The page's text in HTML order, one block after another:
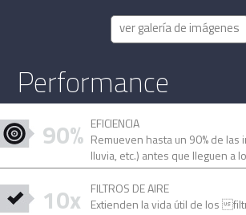
ver galería de imágenes
Performance
90% EFICIENCIA
Remueven hasta un 90% de
lluvia, etc.) antes que lleguen a
10x
FILTROS DE AIRE
Extienden la vida útil de los